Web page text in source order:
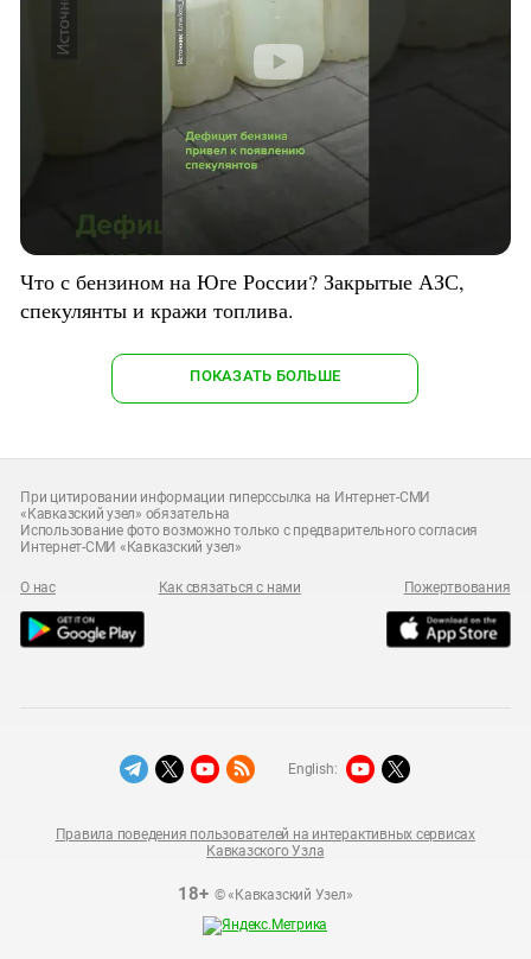
Что с бензином на Юге России? Закрытые АЗС,
спекулянты и кражи топлива.
ПОКАЗАТЬ БОЛЬШЕ
При цитировании информации гиперссылка на Интернет-СМИ
«Кавказский узел» обязательна
Использование фото возможно только с предварительного согласия
Интернет-СМИ «Кавказский узел»
О нас Как связаться с нами Пожертвования
18+© «Кавказский Узел»
Правила поведения пользователей на интерактивных сервисах
Кавказского Узла
English: